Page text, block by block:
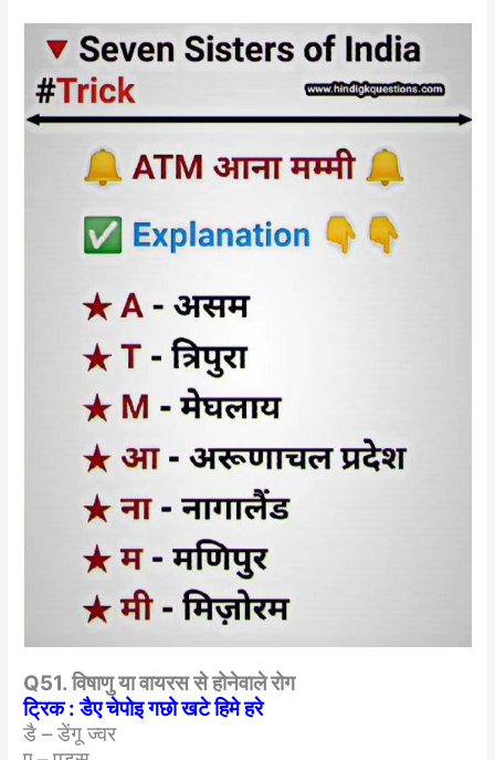
Q51. विषाणु या वायरस से होनेवाले रोग
ट्रिक : डैए चेपोइ गछो खटे हिमे हरे
डै – डेंगू ज्वर